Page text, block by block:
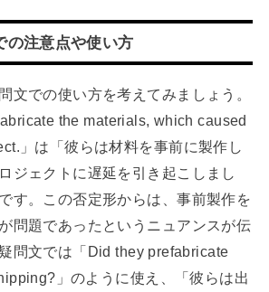
の注意点や使い方
文での使い方を考えてみましょう。
the materials, which caused
」は「彼らは材料を事前に製作し
ジェクトに遅延を引き起こしまし
す。この否定形からは、事前製作を
問題であったというニュアンスが伝
問文では「Did they prefabricate
」のように使え、「彼らは出